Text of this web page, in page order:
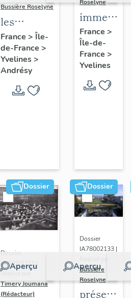
Bussière Roselyne
les
immeubles,
maisons et
fermes du
canton
d'Andrésy
France > Île-
de-France >
Yvelines>
Andrésy
Roselyne
maisons,
fermes
France >
Île-de-
France >
Yvelines
Dossier
Aperçu
Dossier
IA78002210 |
Réalisé par
Timery Joumana
(Rédacteur)
Dossier
Aperçu
Dossier
IA78002133 |
Bussière
Roselyne